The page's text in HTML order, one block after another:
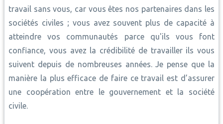
travail sans vous, car vous êtes nos partenaires dans les
sociétés civiles ; vous avez souvent plus de capacité à
atteindre vos communautés parce qu'ils vous font
confiance, vous avez la crédibilité de travailler ils vous
suivent depuis de nombreuses années. Je pense que la
manière la plus efficace de faire ce travail est d’assurer
une coopération entre le gouvernement et la société
civile.